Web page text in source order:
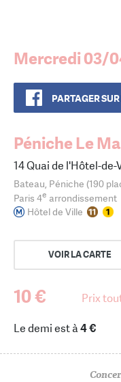
Mercredi 03/
PARTAGER
Péniche Le
14 Quai de l'Hôtel-de-
Bateau, Péniche (190
Paris 4e arrondissement
Hôtel de Ville
VOIR LA CARTE
10 € Prix
Le demi est à4 €